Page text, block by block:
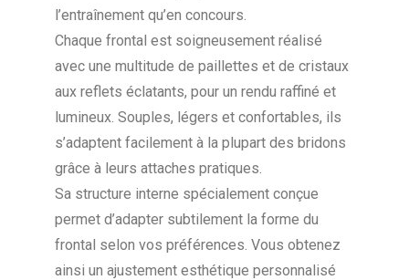
l’entraînement qu’en concours.
Chaque frontal est soigneusement réalisé
avec une multitude de paillettes et de cristaux
aux reflets éclatants, pour un rendu raffiné et
lumineux. Souples, légers et confortables, ils
s’adaptent facilement à la plupart des bridons
grâce à leurs attaches pratiques.
Sa structure interne spécialement conçue
permet d’adapter subtilement la forme du
frontal selon vos préférences. Vous obtenez
ainsi un ajustement esthétique personnalisé